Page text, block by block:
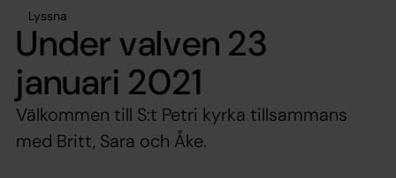
Lyssna
Under valven 23
januari 2021
Välkommen till S:t Petri kyrka tillsammans
med Britt, Sara och Åke.